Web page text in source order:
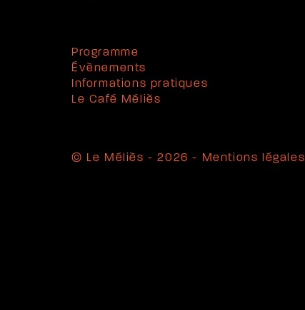
Programme
Évènements
Informations pratiques
Le Café Méliès
© Le Méliès - 2026 - Mentions légales